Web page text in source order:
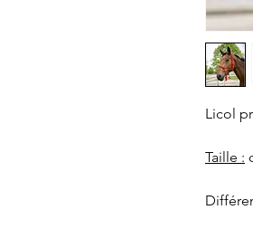
Licol
Taille :